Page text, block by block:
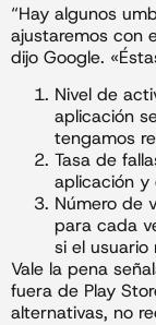
“Hay algunos
ajustaremos con
dijo Google.
Nivel de
aplicación
tengamos
Tasa de
aplicación y
Número de
para cada
si el usuario
Vale la pena
fuera de Play
alternativas, no